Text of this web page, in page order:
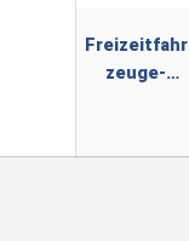
Freizeitfahr
zeuge-